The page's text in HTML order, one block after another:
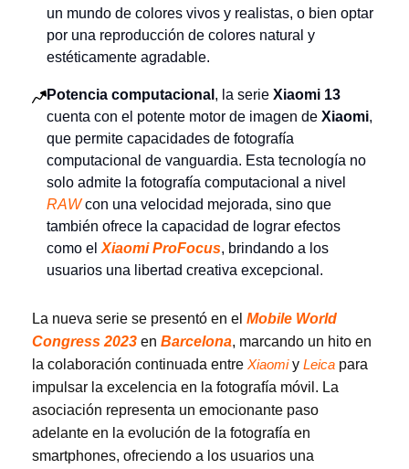
un mundo de colores vivos y realistas, o bien optar
por una reproducción de colores natural y
estéticamente agradable.
Potencia computacional , la serie Xiaomi 13
cuenta con el potente motor de imagen de Xiaomi,
que permite capacidades de fotografía
computacional de vanguardia. Esta tecnología no
solo admite la fotografía computacional a nivel
RAWcon una velocidad mejorada, sino que
también ofrece la capacidad de lograr efectos
como el Xiaomi ProFocus, brindando a los
usuarios una libertad creativa excepcional.
La nueva serie se presentó en el Mobile World
Congress 2023 en Barcelona, marcando un hito en
la colaboración continuada entre Xiaomiy Leica para
impulsar la excelencia en la fotografía móvil. La
asociación representa un emocionante paso
adelante en la evolución de la fotografía en
smartphones, ofreciendo a los usuarios una